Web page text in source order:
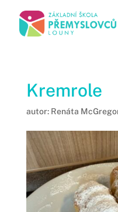
Kremrole
autor: Renáta